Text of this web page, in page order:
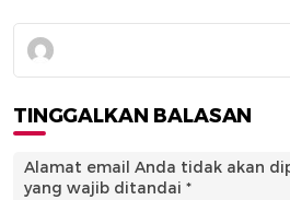
TINGGALKAN BALASAN
Alamat email Anda tidak akan
yang wajib ditandai *